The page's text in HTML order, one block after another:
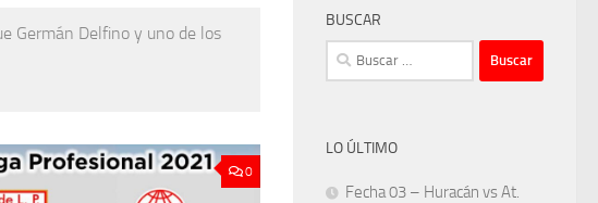
Germán Delfino y uno de los
0
BUSCAR
Buscar:
LO ÚLTIMO
Fecha 03 – Huracán vs At.